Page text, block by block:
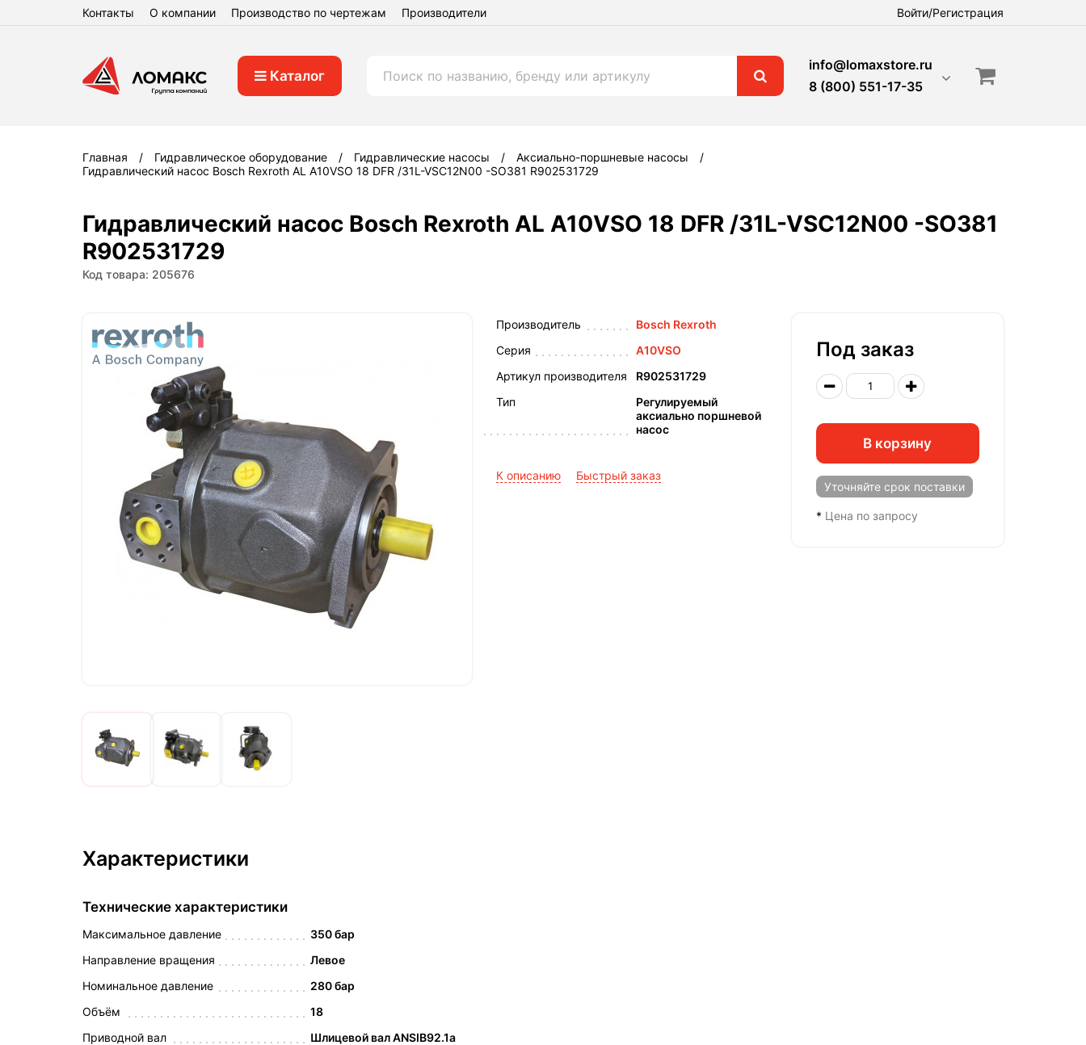
Контакты О компании Производство по чертежам Производители Войти/Регистрация
Каталог
info@lomaxstore.ru
8 (800) 551-17-35
Главная Гидравлическое оборудование Гидравлические насосы
Аксиально-поршневые насосы
Гидравлический насос Bosch Rexroth AL A10VSO 18 DFR /31L-VSC12N00 -SO381 R902531729
Гидравлический насос Bosch Rexroth AL A10VSO 18 DFR /31L-VSC12N00 -SO381
R902531729
Код товара: 205676
Производитель
Bosch Rexroth
Серия
A10VSO
Артикул производителя
R902531729
Тип
Регулируемый
аксиально поршневой
насос
К описанию Быстрый заказ
Характеристики
Технические характеристики
Максимальное давление
350 бар
Направление вращения
Левое
Номинальное давление
280 бар
Объём
18
Приводной вал
Шлицевой вал ANSIB92.1a
Под заказ
В корзину
Уточняйте срок поставки
* Цена по запросу